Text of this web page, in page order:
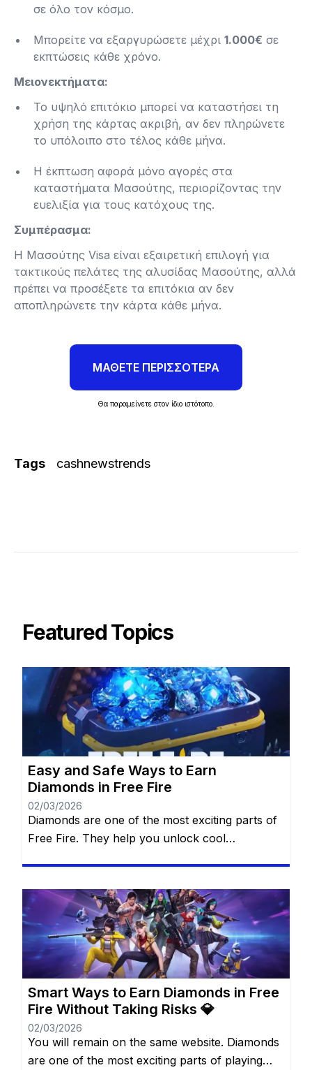
σε όλο τον κόσμο.
Μπορείτε να εξαργυρώσετε μέχρι 1.000€ σε
εκπτώσεις κάθε χρόνο​.
Μειονεκτήματα:
Το υψηλό επιτόκιο μπορεί να καταστήσει τη
χρήση της κάρτας ακριβή, αν δεν πληρώνετε
το υπόλοιπο στο τέλος κάθε μήνα.
Η έκπτωση αφορά μόνο αγορές στα
καταστήματα Μασούτης, περιορίζοντας την
ευελιξία για τους κατόχους της​.
Συμπέρασμα:
Η Μασούτης Visa είναι εξαιρετική επιλογή για
τακτικούς πελάτες της αλυσίδας Μασούτης, αλλά
πρέπει να προσέξετε τα επιτόκια αν δεν
αποπληρώνετε την κάρτα κάθε μήνα.
ΜΑΘΕΤΕ ΠΕΡΙΣΣΟΤΕΡΑ
Θα παραμείνετε στον ίδιο ιστότοπο.
Tags cashnewstrends
Featured Topics
Easy and Safe Ways to Earn
Diamonds in Free Fire
02/03/2026
Diamonds are one of the most exciting parts of
Free Fire. They help you unlock cool
thrilling. For many players, diamonds feel like
magic gems that can transform the game
experience. The best part? You don’t always
need to spend real money […]
Smart Ways to Earn Diamonds in Free
Fire Without Taking Risks 💎
02/03/2026
You will remain on the same website. Diamonds
are one of the most exciting parts of playing